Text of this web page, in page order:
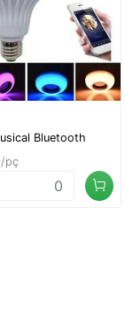
Bluetooth
/pç